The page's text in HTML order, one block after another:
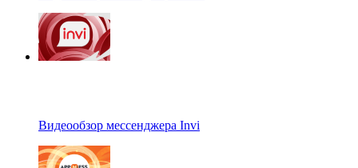
Видеообзор мессенджера Invi